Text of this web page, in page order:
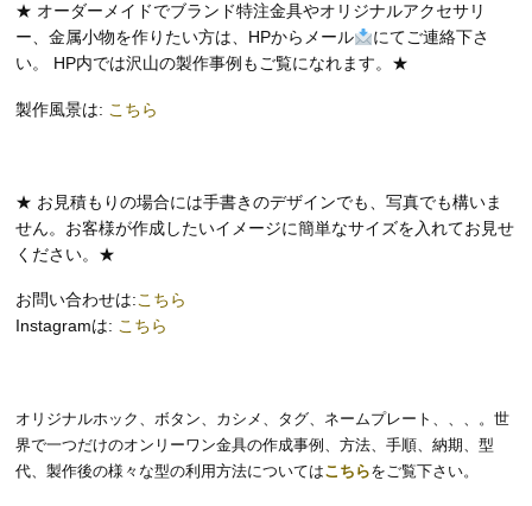
★ オーダーメイドでブランド特注金具やオリジナルアクセサリ
ー、金属小物を作りたい方は、HPからメール
にてご連絡下さ
い。 HP内では沢山の製作事例もご覧になれます。★
製作風景は: こちら
★ お見積もりの場合には手書きのデザインでも、写真でも構いま
せん。お客様が作成したいイメージに簡単なサイズを入れてお見せ
ください。★
お問い合わせは:こちら
Instagramは: こちら
オリジナルホック、ボタン、カシメ、タグ、ネームプレート、、、。世
界で一つだけのオンリーワン金具の作成事例、方法、手順、納期、型
代、製作後の様々な型の利用方法についてはこちらをご覧下さい。